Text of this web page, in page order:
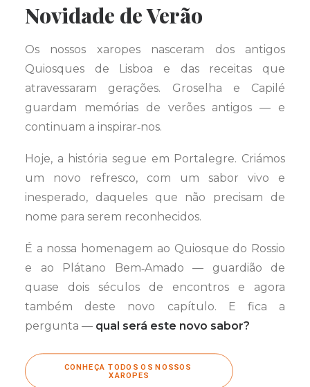
Novidade de Verão
Os nossos xaropes nasceram dos antigos
Quiosques de Lisboa e das receitas que
atravessaram gerações. Groselha e Capilé
guardam memórias de verões antigos — e
continuam a inspirar‑nos.
Hoje, a história segue em Portalegre. Criámos
um novo refresco, com um sabor vivo e
inesperado, daqueles que não precisam de
nome para serem reconhecidos.
É a nossa homenagem ao Quiosque do Rossio
e ao Plátano Bem‑Amado — guardião de
quase dois séculos de encontros e agora
também deste novo capítulo. E fica a
pergunta — qual será este novo sabor?
CONHEÇA TODOS OS NOSSOS
XAROPES